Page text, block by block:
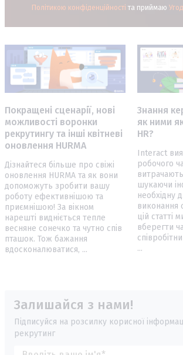
Політикою конфіденційності та приймаю
Покращені сценарії, нові
можливості воронки
рекрутингу та інші квітневі
оновлення HURMA
Дізнайтеся більше про свіжі
оновлення HURMA та як вони
допоможуть зробити вашу
роботу ефективнішою та
приємнішою! За вікном
нарешті видніється тепле
весняне сонечко та чутно спів
пташок. Тож бажання
вдосконалюватися, ...
Знання
як ними
HR?
Interact
робочого
шукаючи
необхідну
виконання
цій статті
вберегти
...
Залишайся з нами!
Підписуйся на розсилку корисної
рекрутинг